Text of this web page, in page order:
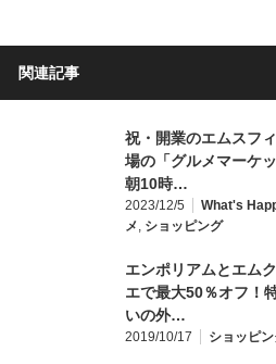
関連記事
祝・開業のエムスフ
場の「グルメマーケッ
朝10時…
2023/12/5 What's
メ, ショッピング
エンポリアムとエム
エで最大50％オフ！
いの外…
2019/10/17 ショッピ